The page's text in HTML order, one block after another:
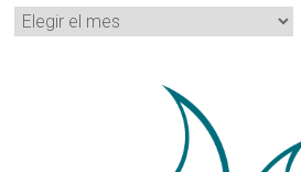
Archivos